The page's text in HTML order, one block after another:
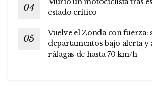
estado crítico
Vuelve el Zonda con fuerza:
departamentos bajo alerta y
ráfagas de hasta 70 km/h